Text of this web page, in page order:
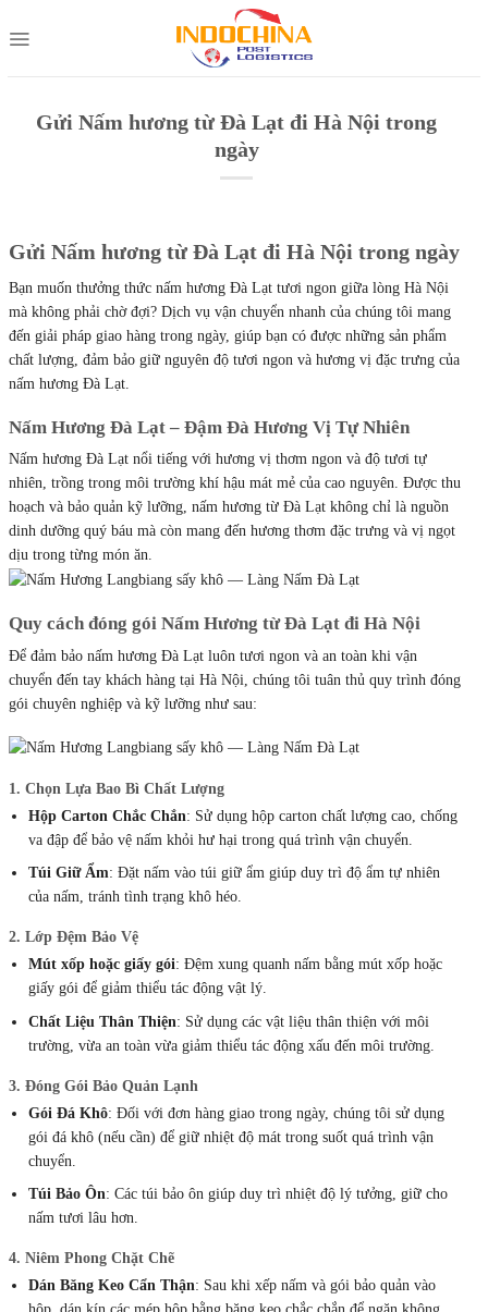
to
Gửi Nấm hương từ Đà Lạt đi Hà Nội trong
ngày
Gửi Nấm hương từ Đà Lạt đi Hà Nội trong ngày
Bạn muốn thưởng thức nấm hương Đà Lạt tươi ngon giữa lòng Hà Nội
mà không phải chờ đợi? Dịch vụ vận chuyển nhanh của chúng tôi mang
đến giải pháp giao hàng trong ngày, giúp bạn có được những sản phẩm
chất lượng, đảm bảo giữ nguyên độ tươi ngon và hương vị đặc trưng của
nấm hương Đà Lạt.
Nấm Hương Đà Lạt – Đậm Đà Hương Vị Tự Nhiên
Nấm hương Đà Lạt nổi tiếng với hương vị thơm ngon và độ tươi tự
nhiên, trồng trong môi trường khí hậu mát mẻ của cao nguyên. Được thu
hoạch và bảo quản kỹ lưỡng, nấm hương từ Đà Lạt không chỉ là nguồn
dinh dưỡng quý báu mà còn mang đến hương thơm đặc trưng và vị ngọt
dịu trong từng món ăn.
Quy cách đóng gói Nấm Hương từ Đà Lạt đi Hà Nội
Để đảm bảo nấm hương Đà Lạt luôn tươi ngon và an toàn khi vận
chuyển đến tay khách hàng tại Hà Nội, chúng tôi tuân thủ quy trình đóng
gói chuyên nghiệp và kỹ lưỡng như sau:
1. Chọn Lựa Bao Bì Chất Lượng
Hộp Carton Chắc Chắn: Sử dụng hộp carton chất lượng cao, chống
va đập để bảo vệ nấm khỏi hư hại trong quá trình vận chuyển.
Túi Giữ Ẩm: Đặt nấm vào túi giữ ẩm giúp duy trì độ ẩm tự nhiên
của nấm, tránh tình trạng khô héo.
2. Lớp Đệm Bảo Vệ
Mút xốp hoặc giấy gói: Đệm xung quanh nấm bằng mút xốp hoặc
giấy gói để giảm thiểu tác động vật lý.
Chất Liệu Thân Thiện: Sử dụng các vật liệu thân thiện với môi
trường, vừa an toàn vừa giảm thiểu tác động xấu đến môi trường.
3. Đóng Gói Bảo Quản Lạnh
Gói Đá Khô: Đối với đơn hàng giao trong ngày, chúng tôi sử dụng
gói đá khô (nếu cần) để giữ nhiệt độ mát trong suốt quá trình vận
chuyển.
Túi Bảo Ôn: Các túi bảo ôn giúp duy trì nhiệt độ lý tưởng, giữ cho
nấm tươi lâu hơn.
4. Niêm Phong Chặt Chẽ
Dán Băng Keo Cẩn Thận: Sau khi xếp nấm và gói bảo quản vào